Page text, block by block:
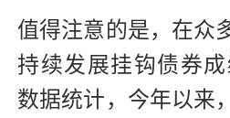
值得注意的是，在众
持续发展挂钩债券
数据统计，今年以来